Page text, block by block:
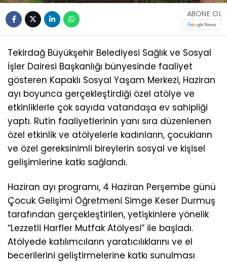
ABONE OL
Tekirdağ Büyükşehir Belediyesi Sağlık ve Sosyal
İşler Dairesi Başkanlığı bünyesinde faaliyet
gösteren Kapaklı Sosyal Yaşam Merkezi, Haziran
ayı boyunca gerçekleştirdiği özel atölye ve
etkinliklerle çok sayıda vatandaşa ev sahipliği
yaptı. Rutin faaliyetlerinin yanı sıra düzenlenen
özel etkinlik ve atölyelerle kadınların, çocukların
ve özel gereksinimli bireylerin sosyal ve kişisel
gelişimlerine katkı sağlandı.
Haziran ayı programı, 4 Haziran Perşembe günü
Çocuk Gelişimi Öğretmeni Simge Keser Durmuş
tarafından gerçekleştirilen, yetişkinlere yönelik
“Lezzetli Harfler Mutfak Atölyesi” ile başladı.
Atölyede katılımcıların yaratıcılıklarını ve el
becerilerini geliştirmelerine katkı sunulması